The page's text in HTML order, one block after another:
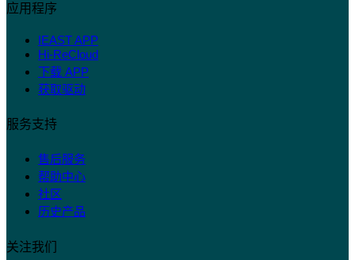
应用程序
IEAST APP
Hi-ReCloud
下载 APP
获取驱动
服务支持
售后服务
帮助中心
社区
历史产品
关注我们